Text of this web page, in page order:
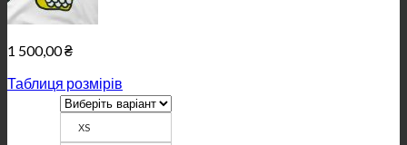
1 500,00₴
Таблиця розмірів
ХS